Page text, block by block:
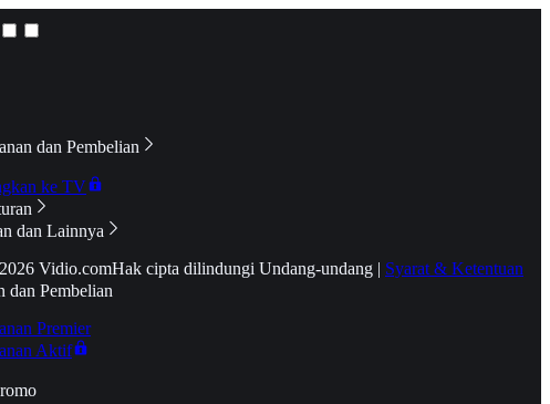
dan Pembelian
ke TV
dan Lainnya
Vidio.comHak cipta dilindungi Undang-undang | Syarat & Ketentuan
dan Pembelian
Premier
Aktif